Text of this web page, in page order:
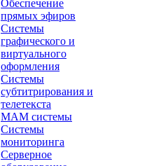
Обеспечение
прямых эфиров
Системы
графического и
виртуального
оформления
Системы
субтитрирования и
телетекста
MAM системы
Системы
мониторинга
Серверное